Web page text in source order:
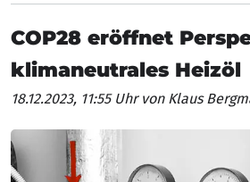
COP28 eröffnet
klimaneutrales Heizöl
18.12.2023, 11:55 Uhrvon Klaus